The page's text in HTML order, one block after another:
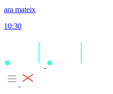
ara mateix
10:30